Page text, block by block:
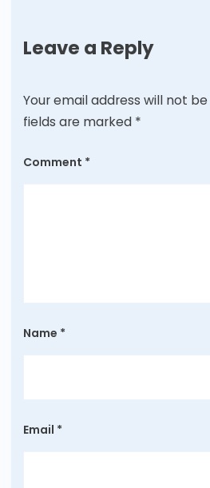
Leave a Reply
Your email address will not
fields are marked *
Comment *
Name *
Email *